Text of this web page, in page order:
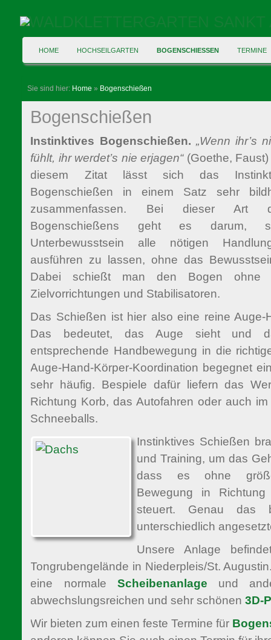
HOME HOCHSEILGARTEN BOGENSCHIESSEN TERMINE
Sie sind hier: Home » Bogenschießen
Bogenschießen
Instinktives Bogenschießen. „Wenn ihr’s
fühlt, ihr werdet’s nie erjagen“(Goethe, Faust)
diesem Zitat lässt sich das
Bogenschießen in einem Satz sehr
zusammenfassen. Bei dieser Art
Bogenschießens geht es darum,
Unterbewusstsein alle nötigen
ausführen zu lassen, ohne das
Dabei schießt man den Bogen ohne
Zielvorrichtungen und Stabilisatoren.
Das Schießen ist hier also eine reine Auge-
Das bedeutet, das Auge sieht und
entsprechende Handbewegung in die
Auge-Hand-Körper-Koordination begegnet
sehr häufig. Bespiele dafür liefern das
Richtung Korb, das Autofahren oder auch
Schneeballs.
Instinktives Schießen
und Training, um das
dass es ohne
Bewegung in
steuert. Genau das
unterschiedlich
Unsere Anlage
Tongrubengelände in Niederpleis/St.
eine normale Scheibenanlage und
abwechslungsreichen und sehr schönen3D-
Wir bieten zum einen feste Termine für